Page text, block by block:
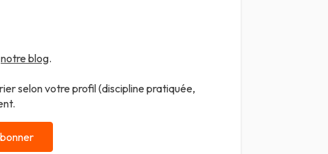
notre blog.
selon votre profil (discipline pratiquée,